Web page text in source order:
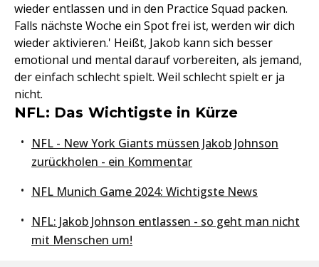
wieder entlassen und in den Practice Squad packen.
Falls nächste Woche ein Spot frei ist, werden wir dich
wieder aktivieren.' Heißt, Jakob kann sich besser
emotional und mental darauf vorbereiten, als jemand,
der einfach schlecht spielt. Weil schlecht spielt er ja
nicht.
NFL: Das Wichtigste in Kürze
NFL - New York Giants müssen Jakob Johnson
zurückholen - ein Kommentar
NFL Munich Game 2024: Wichtigste News
NFL: Jakob Johnson entlassen - so geht man nicht
mit Menschen um!